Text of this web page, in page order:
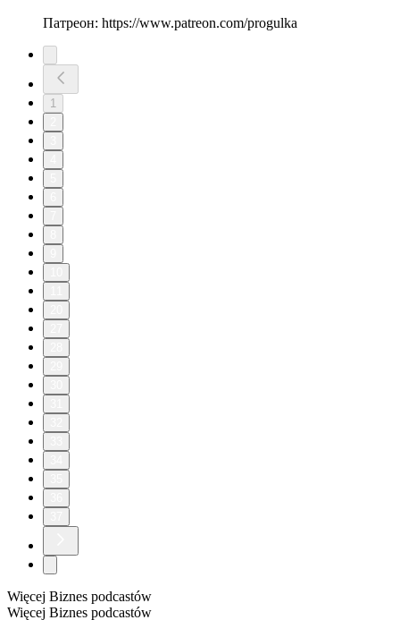
Патреон: https://www.patreon.com/progulka
1
Więcej Biznes podcastów
Więcej Biznes podcastów